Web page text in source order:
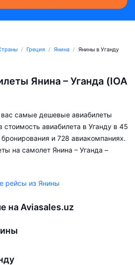
Греция Янина Янины в Уганду
Янина – Уганда (IOA
вас самые дешевые авиабилеты
стоимость авиабилета в Уганду в 45
и 728 авиакомпаниях.
на самолет Янина – Уганда –
рейсы из Янины
на Aviasales.uz